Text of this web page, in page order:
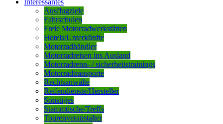
Ausflugziele
Fahrschulen
Freie Motorradwerkstätten
Hotels/Unterkünfte
Motorradhändler
Motorradreisen ins Ausland
Motorradrenn- / sicherheitstrainings
Motorradtransporte
Rechtsanwälte
Reifendienste/Hersteller
Sonstiges
Stammtische/Treffs
Tourenveranstalter